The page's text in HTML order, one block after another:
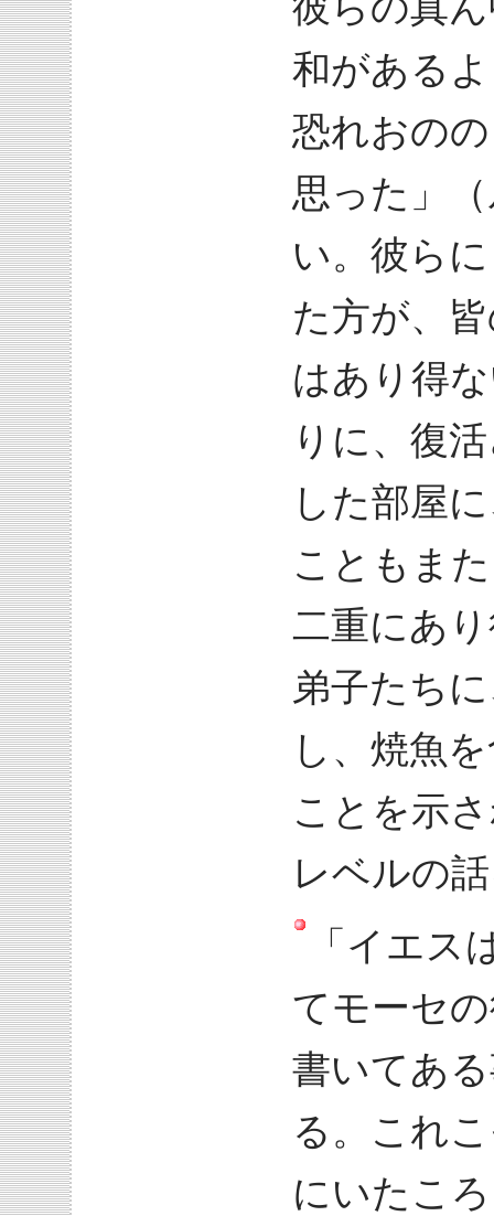
和がある
恐れおの
思った」
い。彼ら
た方が、
はあり得
りに、復
した部屋
こともま
二重にあ
弟子たち
し、焼魚
ことを示
レベルの
「イエス
てモーセ
書いてあ
る。これ
にいたこ